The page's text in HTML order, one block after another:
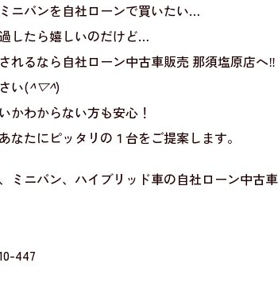
ニバンを自社ローンで買いたい…
したら嬉しいのだけど…
れるなら自社ローン中古車販売 那須塩原店へ‼
い(^▽^)
かわからない方も安心！
なたにピッタリの１台をご提案します。
ミニバン、ハイブリッド車の自社ローン中古
447